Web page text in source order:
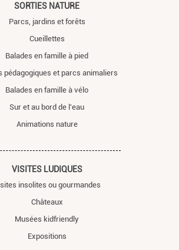
SORTIES NATURE
Parcs, jardins et forêts
Cueillettes
Balades en famille à pied
pédagogiques et parcs animaliers
Balades en famille à vélo
Sur et au bord de l'eau
Animations nature
VISITES LUDIQUES
insolites ou gourmandes
Châteaux
Musées kidfriendly
Expositions